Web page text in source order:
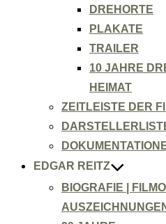
DREHORTE
PLAKATE
TRAILER
10 JAHRE
HEIMAT
ZEITLEISTE DER
EDGAR REITZ
BIOGRAFIE |